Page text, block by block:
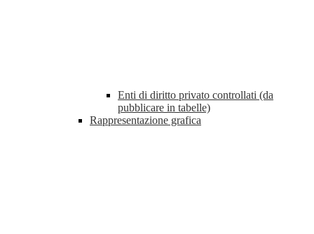
Enti di diritto privato controllati (da
pubblicare in tabelle)
Rappresentazione grafica